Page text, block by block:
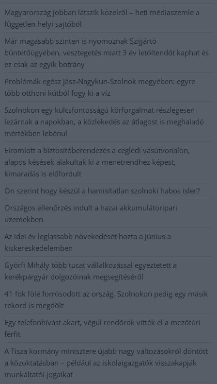
Magyarország jobban látszik közelről – heti médiaszemle a
független helyi sajtóból
Már magasabb szinten is nyomoznak Szijjártó
büntetőügyében, vesztegetés miatt 3 év letöltendőt kaphat és
ez csak az egyik botrány
Problémák egész Jász-Nagykun-Szolnok megyében: egyre
több otthoni kútból fogy ki a víz
Szolnokon egy kulcsfontosságú körforgalmat részlegesen
lezárnak a napokban, a közlekedés az átlagost is meghaladó
mértékben lebénul
Elromlott a biztosítóberendezés a ceglédi vasútvonalon,
alapos késések alakultak ki a menetrendhez képest,
kimaradás is előfordult
Ön szerint hogy készül a hamisítatlan szolnoki habos isler?
Országos ellenőrzés indult a hazai akkumulátoripari
üzemekben
Az idei év leglassabb növekedését hozta a június a
kiskereskedelemben
Györfi Mihály több tucat vállalkozással egyeztetett a
kerékpárgyár dolgozóinak megsegítéséről
41 fok fölé forrósodott az ország, Szolnokon pedig egy másik
rekord is megdőlt
Egy telefonhívást akart, végül rendőrök vitték el a mezőtúri
férfit
A Tisza kormány minisztere újabb nagy változásokról döntött
a közoktatásban – például az iskolaigazgatók visszakapják
munkáltatói jogaikat